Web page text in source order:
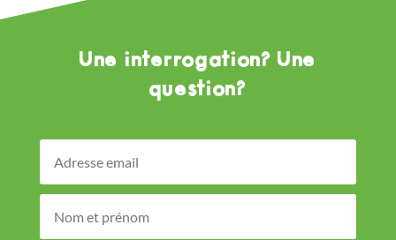
Une interrogation? Une
question?